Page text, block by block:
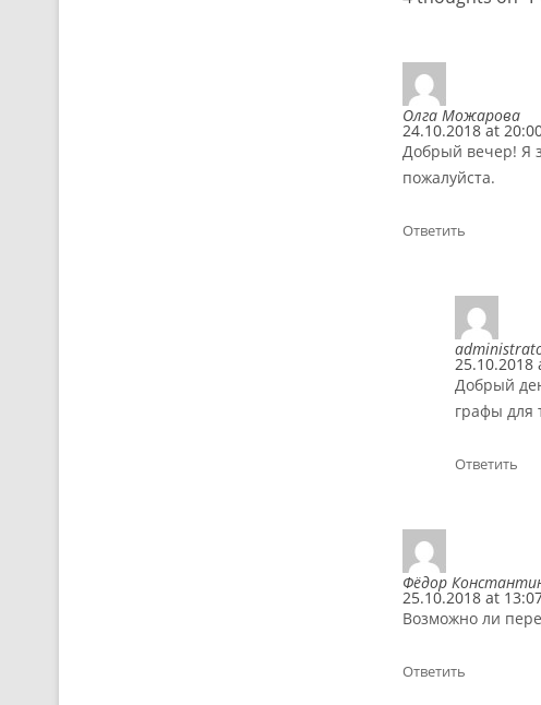
Олга Можарова
24.10.2018 at
Добрый вечер! Я
пожалуйста.
Ответить
25.10.2018
Добрый
графы для
Ответить
Фёдор
25.10.2018 at
Возможно ли
Ответить